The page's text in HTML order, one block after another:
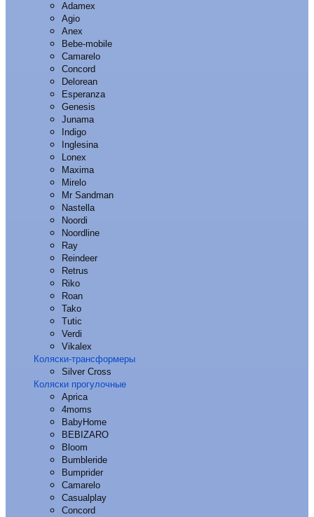
Adamex
Agio
Anex
Bebe-mobile
Camarelo
Concord
Delorean
Esperanza
Genesis
Junama
Indigo
Inglesina
Lonex
Maxima
Mirelo
Mr Sandman
Nastella
Noordi
Noordline
Ray
Reindeer
Retrus
Riko
Roan
Tako
Tutic
Verdi
Vikalex
Коляски-трансформеры
Silver Cross
Коляски прогулочные
Aprica
4moms
BabyHome
BEBIZARO
Bloom
Bumbleride
Bumprider
Camarelo
Casualplay
Concord